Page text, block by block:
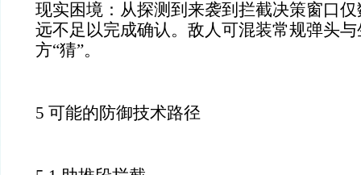
现实困境：从探测到来袭到拦截决策窗口
远不足以完成确认。敌人可混装常规弹头
方“猜”。
5 可能的防御技术路径